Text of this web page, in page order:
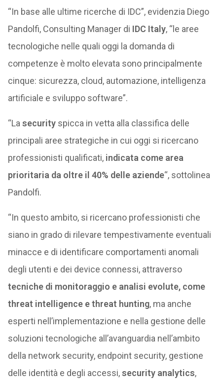
“In base alle ultime ricerche di IDC”, evidenzia Diego
Pandolfi, Consulting Manager di IDC Italy, “le aree
tecnologiche nelle quali oggi la domanda di
competenze è molto elevata sono principalmente
cinque: sicurezza, cloud, automazione, intelligenza
artificiale e sviluppo software”.
“La securityspicca in vetta alla classifica delle
principali aree strategiche in cui oggi si ricercano
professionisti qualificati, indicata come area
prioritaria da oltre il 40% delle aziende“, sottolinea
Pandolfi.
“In questo ambito, si ricercano professionisti che
siano in grado di rilevare tempestivamente eventuali
minacce e di identificare comportamenti anomali
degli utenti e dei device connessi, attraverso
tecniche di monitoraggio e analisi evolute, come
threat intelligence e threat hunting, ma anche
esperti nell’implementazione e nella gestione delle
soluzioni tecnologiche all’avanguardia nell’ambito
della network security, endpoint security, gestione
delle identità e degli accessi,security analytics,